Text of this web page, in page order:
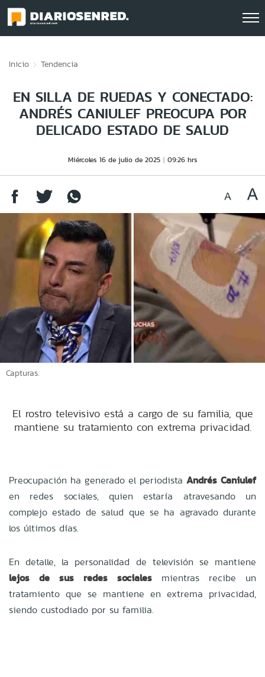
Inicio Tendencia
EN SILLA DE RUEDAS Y CONECTADO:
ANDRÉS CANIULEF PREOCUPA POR
DELICADO ESTADO DE SALUD
Miércoles 16 de julio de 2025 09:26 hrs
Capturas.
El rostro televisivo está a cargo de su familia, que
mantiene su tratamiento con extrema privacidad.
Preocupación ha generado el periodista Andrés Caniulef
en redes sociales, quien estaría atravesando un
complejo estado de salud que se ha agravado durante
los últimos días.
En detalle, la personalidad de televisión se mantiene
lejos de sus redes sociales mientras recibe un
tratamiento que se mantiene en extrema privacidad,
siendo custodiado por su familia.